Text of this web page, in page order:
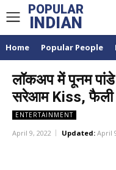
POPULAR
INDIAN
Home Popular People
लॉकअप में पूनम
सरेआम Kiss, फैली
ENTERTAINMENT
April 9, 2022 Updated: April